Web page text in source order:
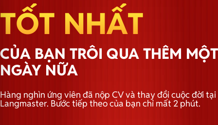
TỐT NHẤT
CỦA BẠN TRÔI QUA THÊM MỘT
NGÀY NỮA
Hàng nghìn ứng viên đã nộp CV và thay đổi cuộc đời tại
Langmaster. Bước tiếp theo của bạn chỉ mất 2 phút.